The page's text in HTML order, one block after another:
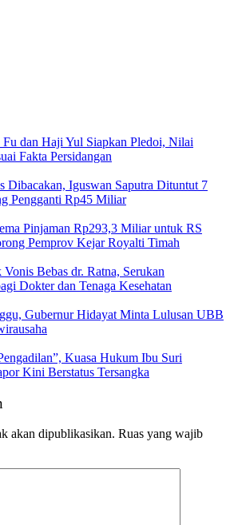
dan Haji Yul Siapkan Pledoi, Nilai
Fakta Persidangan
Dibacakan, Iguswan Saputra Dituntut 7
Pengganti Rp45 Miliar
Pinjaman Rp293,3 Miliar untuk RS
Pemprov Kejar Royalti Timah
Bebas dr. Ratna, Serukan
Dokter dan Tenaga Kesehatan
Gubernur Hidayat Minta Lulusan UBB
Kuasa Hukum Ibu Suri
akan dipublikasikan.